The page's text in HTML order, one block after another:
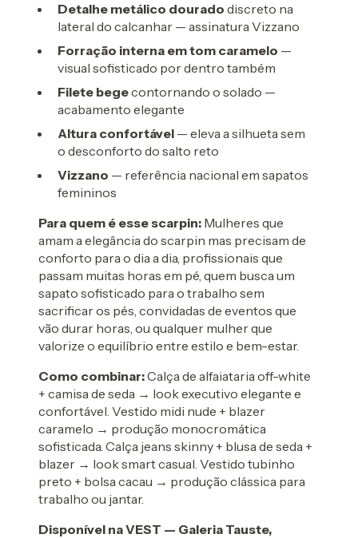
Detalhe metálico dourado discreto na
lateral do calcanhar — assinatura Vizzano
Forração interna em tom caramelo —
visual sofisticado por dentro também
Filete begecontornando o solado —
acabamento elegante
Altura confortável — eleva a silhueta sem
o desconforto do salto reto
Vizzano — referência nacional em sapatos
femininos
Para quem é esse scarpin: Mulheres que
amam a elegância do scarpin mas precisam de
conforto para o dia a dia, profissionais que
passam muitas horas em pé, quem busca um
sapato sofisticado para o trabalho sem
sacrificar os pés, convidadas de eventos que
vão durar horas, ou qualquer mulher que
valorize o equilíbrio entre estilo e bem-estar.
Como combinar:Calça de alfaiataria off-white
+ camisa de seda → look executivo elegante e
confortável. Vestido midi nude + blazer
caramelo → produção monocromática
sofisticada. Calça jeans skinny + blusa de seda +
blazer → look smart casual. Vestido tubinho
preto + bolsa cacau → produção clássica para
trabalho ou jantar.
Disponível na VEST — Galeria Tauste,